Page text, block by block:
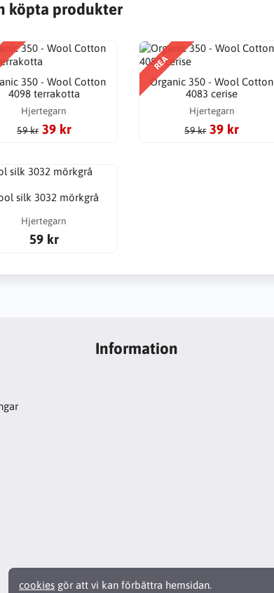
köpta produkter
350 - Wool Cotton
4098 terrakotta
Hjertegarn
59 kr 39 kr
REA
Organic 350 - Wool Cotton
4083 cerise
Hjertegarn
59 kr 39 kr
silk 3032 mörkgrå
Hjertegarn
59 kr
cookies gör att vi kan förbättra hemsidan.
Information